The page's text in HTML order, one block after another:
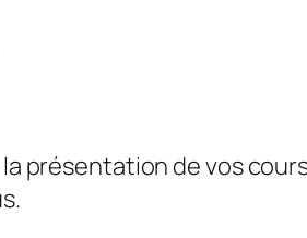
présentation de vos